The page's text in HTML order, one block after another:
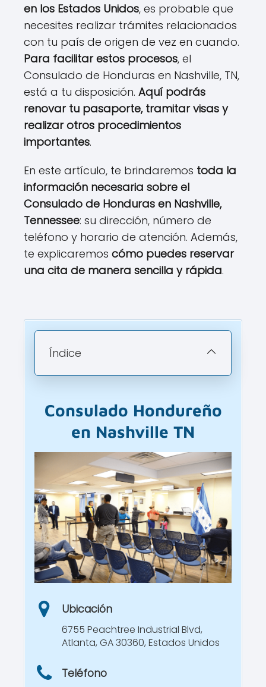
en los Estados Unidos, es probable que
necesites realizar trámites relacionados
con tu país de origen de vez en cuando.
Para facilitar estos procesos, el
Consulado de Honduras en Nashville, TN,
está a tu disposición. Aquí podrás
renovar tu pasaporte, tramitar visas y
realizar otros procedimientos
importantes.
En este artículo, te brindaremos toda la
información necesaria sobre el
Consulado de Honduras en Nashville,
Tennessee: su dirección, número de
teléfono y horario de atención. Además,
te explicaremos cómo puedes reservar
una cita de manera sencilla y rápida.
Índice
Consulado Hondureño
en Nashville TN
Ubicación
6755 Peachtree Industrial Blvd,
Atlanta, GA 30360, Estados Unidos
Teléfono